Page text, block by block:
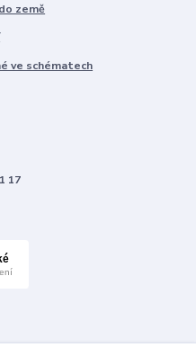
země
ve schématech
17